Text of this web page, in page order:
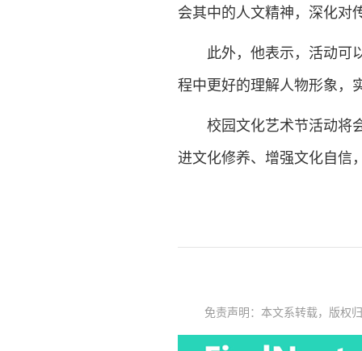
会其中的人文精神，深化对
此外，他表示，活动可以
程中更好的理解人物形象，
校园文化艺术节活动将会
进文化修养、增强文化自信
免责声明：本文系转载，版权